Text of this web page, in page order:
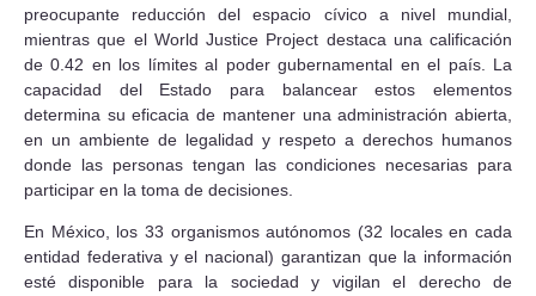
preocupante reducción del espacio cívico a nivel mundial,
mientras que el World Justice Project destaca una calificación
de 0.42 en los límites al poder gubernamental en el país. La
capacidad del Estado para balancear estos elementos
determina su eficacia de mantener una administración abierta,
en un ambiente de legalidad y respeto a derechos humanos
donde las personas tengan las condiciones necesarias para
participar en la toma de decisiones.
En México, los 33 organismos autónomos (32 locales en cada
entidad federativa y el nacional) garantizan que la información
esté disponible para la sociedad y vigilan el derecho de